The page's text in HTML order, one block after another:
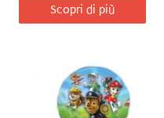
Scopri di più